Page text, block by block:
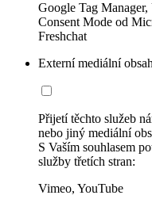
Google Tag
Consent Mode od
Freshchat
Externí mediální obsah
Přijetí těchto služeb
nebo jiný mediální
S Vaším souhlasem
služby třetích stran:
Vimeo, YouTube